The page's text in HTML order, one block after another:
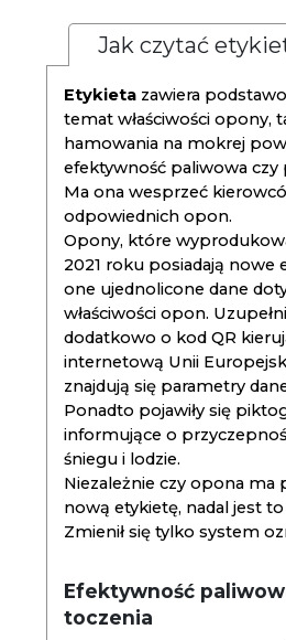
Jak czytać
Etykieta zawiera
temat właściwości opony,
hamowania na mokrej
efektywność paliwowa czy
Ma ona wesprzeć
odpowiednich opon.
Opony, które
2021 roku posiadają nowe
one ujednolicone dane
właściwości opon.
dodatkowo o kod QR
internetową Unii
znajdują się parametry
Ponadto pojawiły się
informujące o
śniegu i lodzie.
Niezależnie czy opona ma
nową etykietę, nadal jest
Zmienił się tylko system
Efektywność
toczenia